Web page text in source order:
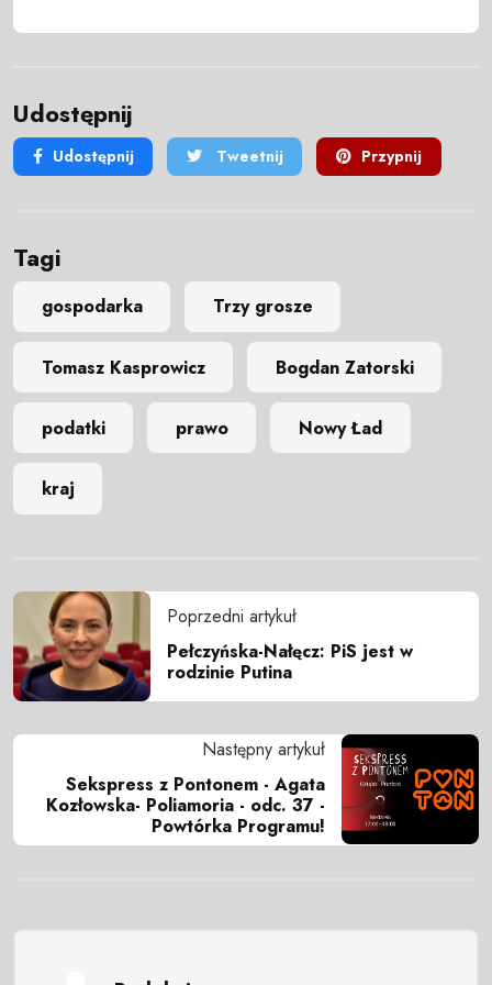
Udostępnij
Udostępnij Tweetnij Przypnij
Tagi
gospodarka Trzy grosze
Tomasz Kasprowicz Bogdan Zatorski
podatki prawo Nowy Ład
kraj
Poprzedni artykuł
Pełczyńska-Nałęcz: PiS jest w
rodzinie Putina
Następny artykuł
Sekspress z Pontonem - Agata
Kozłowska- Poliamoria - odc. 37 -
Powtórka Programu!